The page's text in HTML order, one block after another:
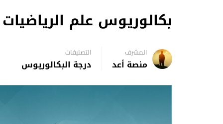
بكالوريوس علم الرياضيات
المشرف
منصة أعد
التصنيفات
درجة البكالوريوس